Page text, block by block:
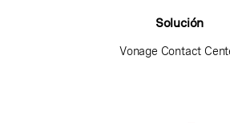
Solución
Vonage Contact